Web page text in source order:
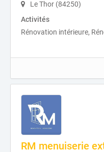
Le Thor (84250)
Activités
Rénovation intérieure,
RM menuiserie